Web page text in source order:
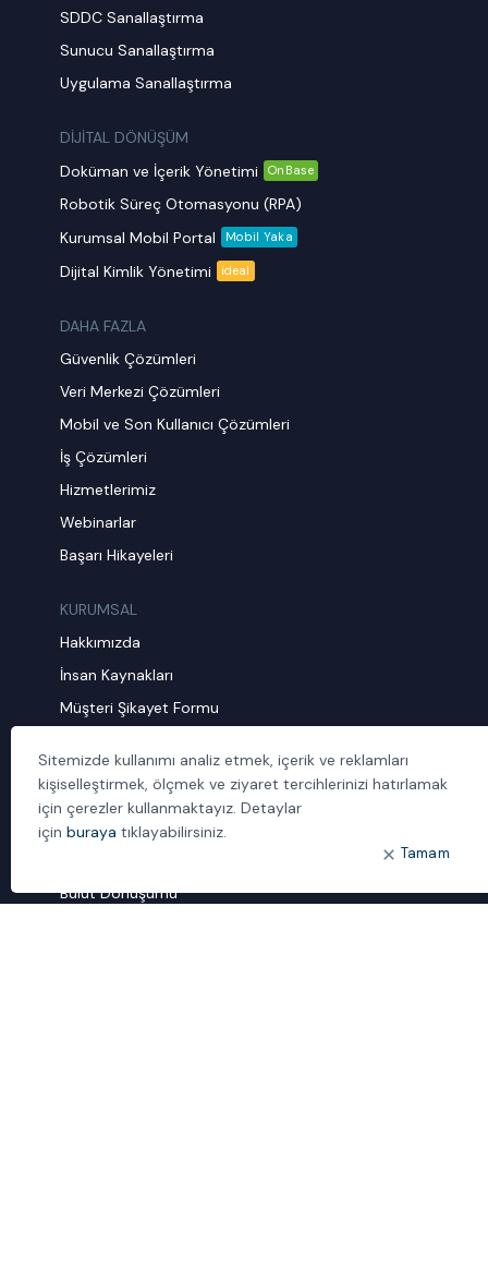
SDDC Sanallaştırma
Sunucu Sanallaştırma
Uygulama Sanallaştırma
DİJİTAL DÖNÜŞÜM
Doküman ve İçerik Yönetimi
OnBase
Robotik Süreç Otomasyonu (RPA)
Kurumsal Mobil Portal
Mobil Yaka
Dijital Kimlik Yönetimi ideal
DAHA FAZLA
Güvenlik Çözümleri
Veri Merkezi Çözümleri
Mobil ve Son Kullanıcı Çözümleri
İş Çözümleri
Hizmetlerimiz
Webinarlar
Başarı Hikayeleri
KURUMSAL
Hakkımızda
İnsan Kaynakları
Müşteri Şikayet Formu
İletişim
Bulut Dönüşümü
Sitemizde kullanımı analiz etmek, içerik ve reklamları
kişiselleştirmek, ölçmek ve ziyaret tercihlerinizi hatırlamak
için çerezler kullanmaktayız. Detaylar
için buraya tıklayabilirsiniz.
Tamam